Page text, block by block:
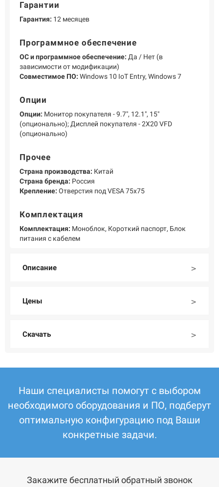
Гарантии
Гарантия: 12 месяцев
Программное обеспечение
ОС и программное обеспечение: Да / Нет (в
зависимости от модификации)
Совместимое ПО: Windows 10 IoT Entry, Windows 7
Опции
Опции: Монитор покупателя - 9.7", 12.1", 15"
(опционально); Дисплей покупателя - 2X20 VFD
(опционально)
Прочее
Страна производства: Китай
Страна бренда: Россия
Крепление: Отверстия под VESA 75x75
Комплектация
Комплектация: Моноблок, Короткий паспорт, Блок
питания с кабелем
Описание
Цены
Скачать
Наши специалисты помогут с выбором
необходимого оборудования и ПО, подберут
оптимальную конфигурацию под Ваши
конкретные задачи.
Закажите бесплатный обратный звонок